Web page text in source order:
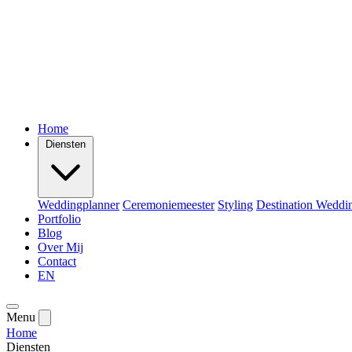
Home
Diensten
Weddingplanner Ceremoniemeester Styling Destination
Portfolio
Blog
Over Mij
Contact
EN
Menu
Home
Diensten